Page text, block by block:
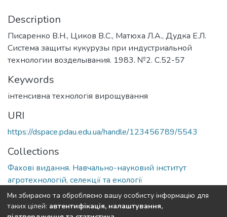
Description
Писаренко В.Н., Циков В.С., Матюха Л.А., Дудка Е.Л.
Система защиты кукурузы при индустриальной
технологии возделывания. 1983. №2. С.52-57
Keywords
інтенсивна технологія вирощування
URI
https://dspace.pdau.edu.ua/handle/123456789/5543
Collections
Фахові видання. Навчально-науковий інститут
агротехнологій, селекції та екології
Full item page
Ми збираємо та обробляємо вашу особисту інформацію для
таких цілей: автентифікація, налаштування,